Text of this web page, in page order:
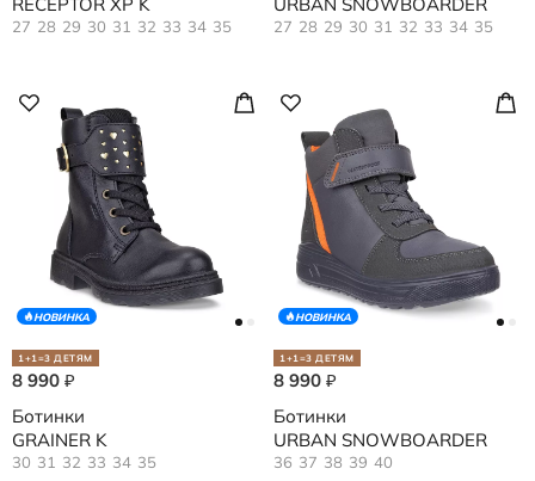
RECEPTOR XP K
27 28 29 30 31 32 33 34 35
URBAN SNOWBOARDER
27 28 29 30 31 32 33 34 35
НОВИНКА
1+1=3 ДЕТЯМ
8 990 ₽
Ботинки
GRAINER K
30 31 32 33 34 35
НОВИНКА
1+1=3 ДЕТЯМ
8 990 ₽
Ботинки
URBAN SNOWBOARDER
36 37 38 39 40